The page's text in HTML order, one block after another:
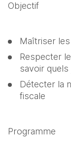
Objectif
Maîtriser les
Respecter
savoir
Détecter la
fiscale
Programme